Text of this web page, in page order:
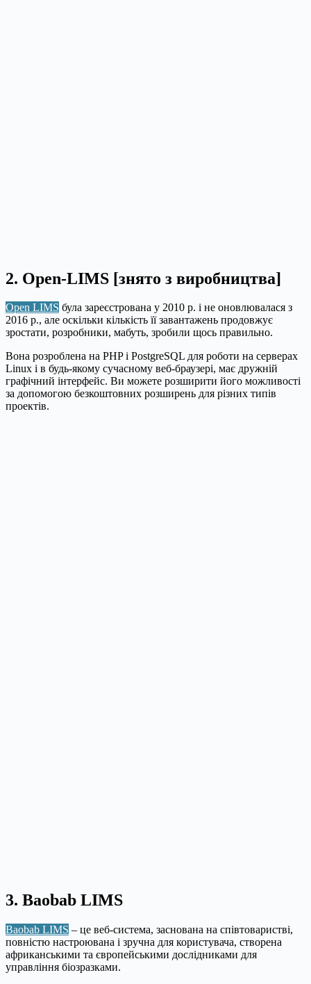
2. Open-LIMS [знято з виробництва]
Open LIMS була зареєстрована у 2010 р. і не оновлювалася з
2016 р., але оскільки кількість її завантажень продовжує
зростати, розробники, мабуть, зробили щось правильно.
Вона розроблена на PHP і PostgreSQL для роботи на серверах
Linux і в будь-якому сучасному веб-браузері, має дружній
графічний інтерфейс. Ви можете розширити його можливості
за допомогою безкоштовних розширень для різних типів
проектів.
3. Baobab LIMS
Baobab LIMS – це веб-система, заснована на співтоваристві,
повністю настроювана і зручна для користувача, створена
африканськими та європейськими дослідниками для
управління біозразками.